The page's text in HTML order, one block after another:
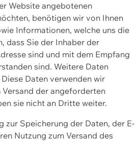
Website angebotenen
benötigen wir von Ihnen
Informationen, welche uns die
dass Sie der Inhaber der
sind und mit dem Empfang
sind. Weitere Daten
Daten verwenden wir
der angeforderten
sie nicht an Dritte weiter.
zur Speicherung der Daten, der E-
Nutzung zum Versand des